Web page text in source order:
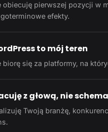
obiecuję pierwszej pozycji w
efekty.
to mój teren
biorę się za platformy, na
z głową, nie
Twoją branżę,